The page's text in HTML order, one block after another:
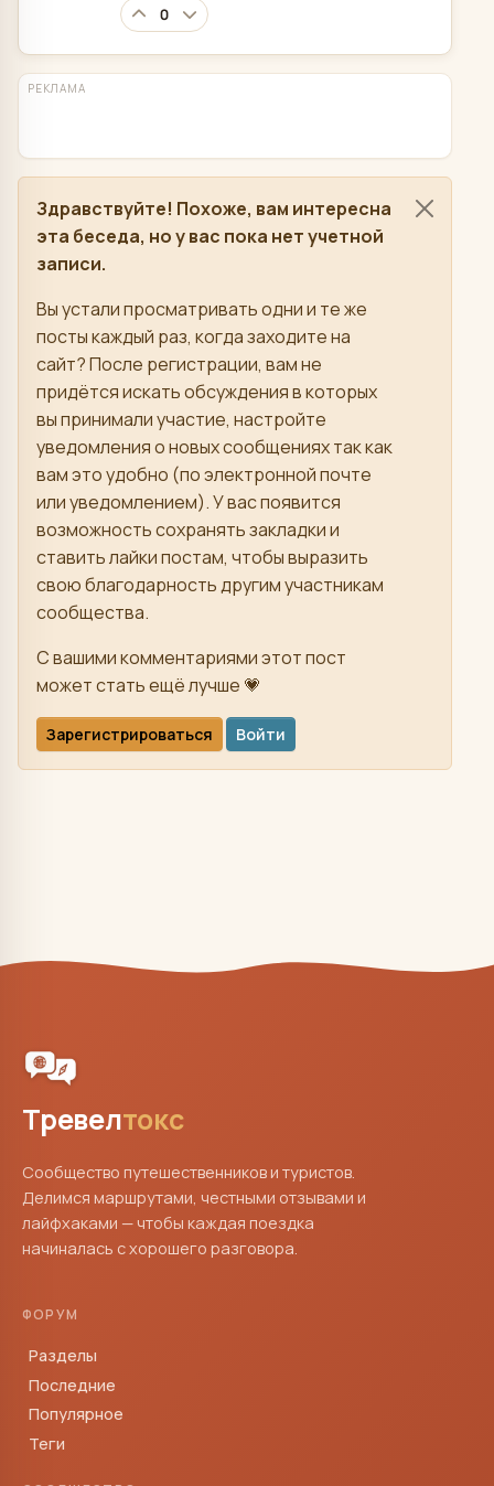
0
РЕКЛАМА
Здравствуйте! Похоже, вам интересна
эта беседа, но у вас пока нет учетной
записи.
Вы устали просматривать одни и те же
посты каждый раз, когда заходите на
сайт? После регистрации, вам не
придётся искать обсуждения в которых
вы принимали участие, настройте
уведомления о новых сообщениях так как
вам это удобно (по электронной почте
или уведомлением). У вас появится
возможность сохранять закладки и
ставить лайки постам, чтобы выразить
свою благодарность другим участникам
сообщества.
С вашими комментариями этот пост
может стать ещё лучше 💗
Зарегистрироваться Войти
Тревелтокс
Сообщество путешественников и туристов.
Делимся маршрутами, честными отзывами и
лайфхаками — чтобы каждая поездка
начиналась с хорошего разговора.
ФОРУМ
Разделы
Последние
Популярное
Теги